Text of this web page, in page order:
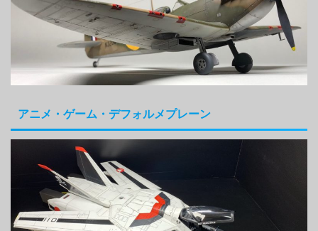
アニメ・ゲーム・デフォルメプレーン